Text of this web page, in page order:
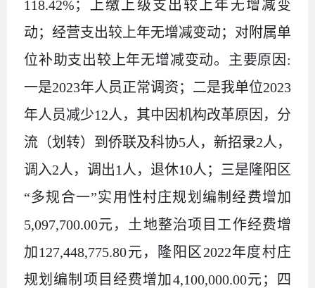
118.42%；上缴上级支出较上年无增减变
动；经营支出较上年无增减变动；对附属单
位补助支出较上年无增减变动。主要原因:
一是2023年人员正常调资；二是我单位2023
年人员减少12人，其中因机构改革原因，分
流（划转）到侨联及科协5人，新招录2人，
调入2人，调出1人，退休10人；三是隆阳区
“多规合一”实用性村庄规划编制经费增加
5,097,700.00元，土地整治项目工作经费增
加127,448,775.80元，隆阳区2022年度村庄
规划编制项目经费增加4,100,000.00元；四